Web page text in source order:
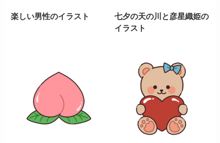
楽しい男性のイラスト
七夕の天の川と彦星織姫の
イラスト